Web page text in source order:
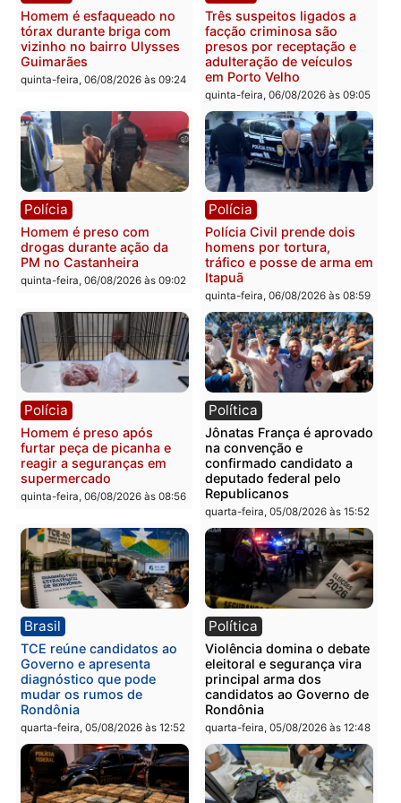
Polícia
Policiais militares
recuperam moto furtada e
Leste
quinta-feira, 06/08/2026 às 09:28
Polícia
Jovem é encontrado
na Rua dos Cravos e
é investigado pela
em RO
quinta-feira, 06/08/2026 às
Polícia
Homem é esfaqueado no
vizinho no bairro Ulysses
Guimarães
quinta-feira, 06/08/2026 às 09:24
Polícia
Três suspeitos ligados a
facção criminosa são
presos por receptação e
adulteração de veículos
em Porto Velho
quinta-feira, 06/08/2026 às
Polícia
Homem é preso com
drogas durante ação da
PM no Castanheira
quinta-feira, 06/08/2026 às 09:02
Polícia
Polícia Civil prende dois
homens por tortura,
tráfico e posse de arma
Itapuã
quinta-feira, 06/08/2026 às
Polícia
Homem é preso após
furtar peça de picanha e
reagir a seguranças em
supermercado
Política
Jônatas França é
na convenção e
confirmado candidato a
deputado federal pelo